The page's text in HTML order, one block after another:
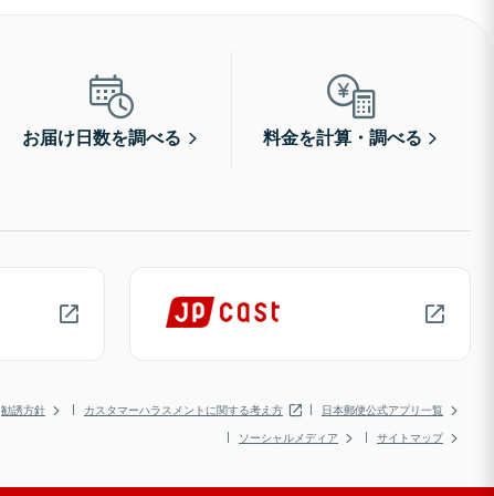
お届け日数を調べる 料金を計算・調べる
勧誘方針 カスタマーハラスメントに関する考え方
日本郵便公式アプリ一覧
ソーシャルメディア
サイトマップ